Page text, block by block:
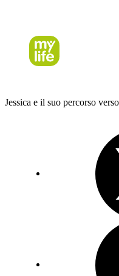
Jessica e il suo percorso